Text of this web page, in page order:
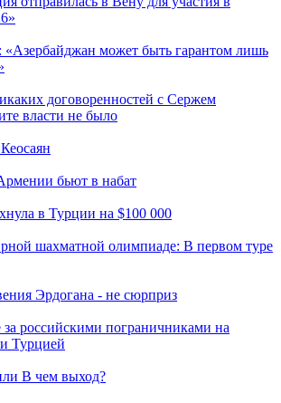
«Азербайджан может быть гарантом лишь
договоренностей с Сержем
власти не было
бьют в набат
в Турции на $100 000
шахматной олимпиаде: В первом туре
Эрдогана - не сюрприз
российскими пограничниками на
Турцией
В чем выход?